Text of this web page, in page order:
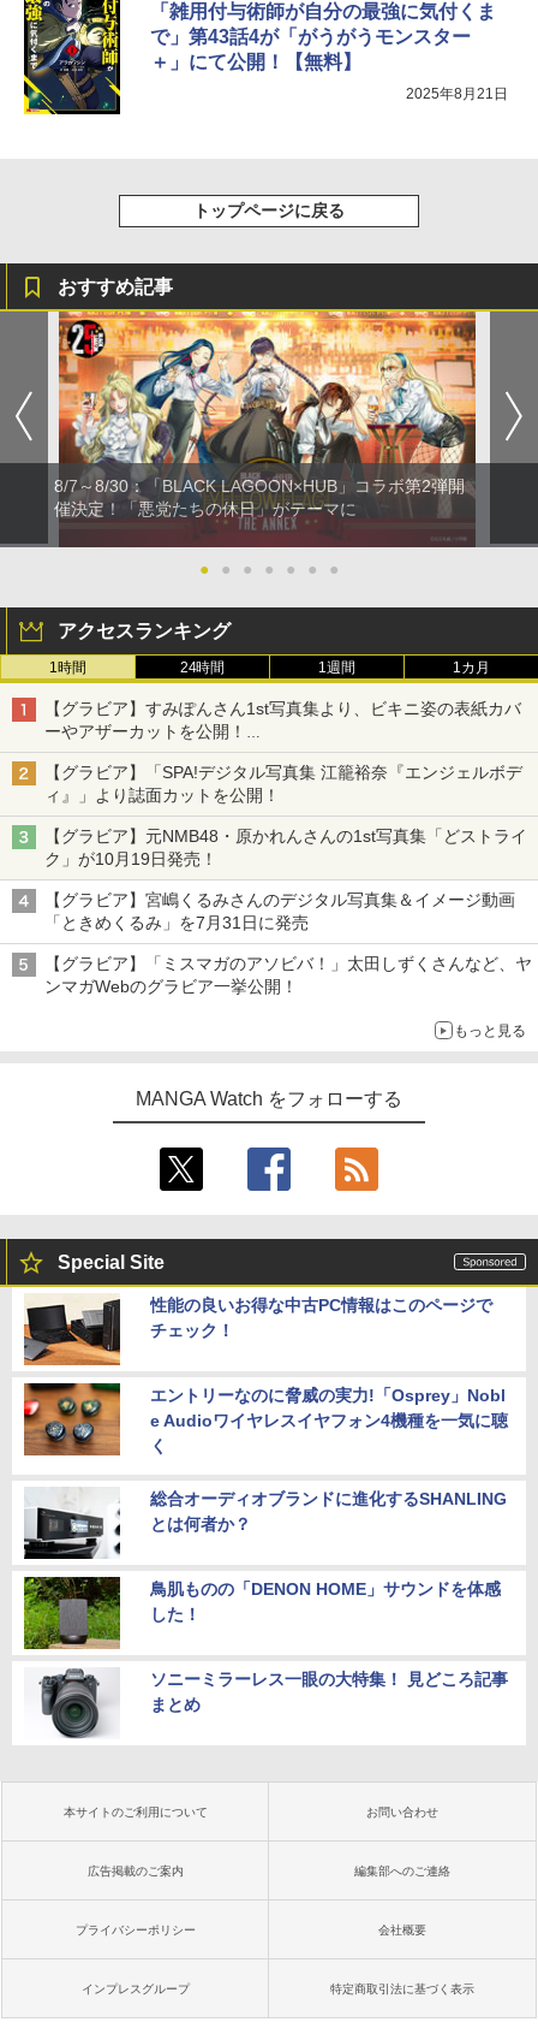
「雑用付与術師が自分の最強に気付くま
で」第43話4が「がうがうモンスター
＋」にて公開！【無料】
2025年8月21日
トップページに戻る
おすすめ記事
8/7～8/30：「BLACK LAGOON×HUB」コラボ第2弾開
催決定！「悪党たちの休日」がテーマに
● ● ● ● ● ● ●
アクセスランキング
1時間 24時間 1週間 1カ月
【グラビア】すみぽんさん1st写真集より、ビキニ姿の表紙カバ
ーやアザーカットを公開！
タイトルは「offcourt（オフコート）」に決定
【グラビア】「SPA!デジタル写真集 江籠裕奈『エンジェルボデ
ィ』」より誌面カットを公開！
【グラビア】元NMB48・原かれんさんの1st写真集「どストライ
ク」が10月19日発売！
【グラビア】宮嶋くるみさんのデジタル写真集＆イメージ動画
「ときめくるみ」を7月31日に発売
【グラビア】「ミスマガのアソビバ！」太田しずくさんなど、ヤ
ンマガWebのグラビア一挙公開！
もっと見る
MANGA Watch をフォローする
Special Site
性能の良いお得な中古PC情報はこのページで
チェック！
エントリーなのに脅威の実力!「Osprey」Nobl
e Audioワイヤレスイヤフォン4機種を一気に聴
く
総合オーディオブランドに進化するSHANLING
とは何者か？
鳥肌ものの「DENON HOME」サウンドを体感
した！
ソニーミラーレス一眼の大特集！ 見どころ記事
まとめ
本サイトのご利用について お問い合わせ
広告掲載のご案内 編集部へのご連絡
プライバシーポリシー 会社概要
インプレスグループ 特定商取引法に基づく表示